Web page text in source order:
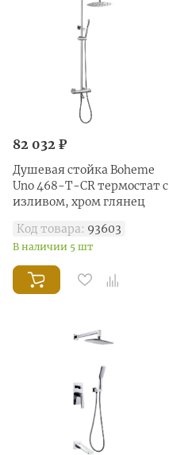
82 032 ₽
Душевая стойка Boheme
Uno 468-T-CR термостат с
изливом, хром глянец
Код товара: 93603
В наличии 5 шт